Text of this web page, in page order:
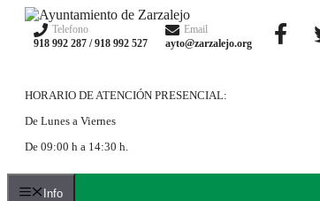
Saltar
contenido
Telefono
918 992 287 / 918 992 527
Email
ayto@zarzalejo.org
HORARIO DE ATENCIÓN PRESENCIAL:
De Lunes a Viernes
De 09:00 h a 14:30 h.
Info